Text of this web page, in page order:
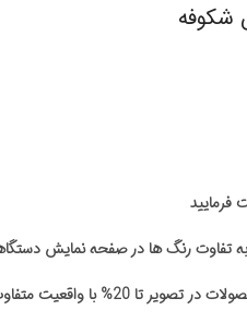
شکوفه
فرمایید
به تفاوت رنگ ها در صفحه نمایش
تا 20% با واقعیت متفاوت باشد